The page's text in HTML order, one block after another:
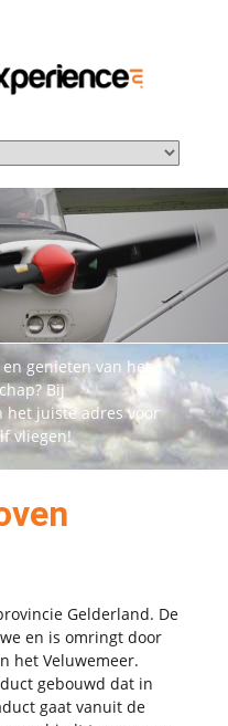
genieten van het
Bij
het juiste adres voor
vliegen!
Gelderland. De
en is omringt door
het Veluwemeer.
gebouwd dat in
gaat vanuit de